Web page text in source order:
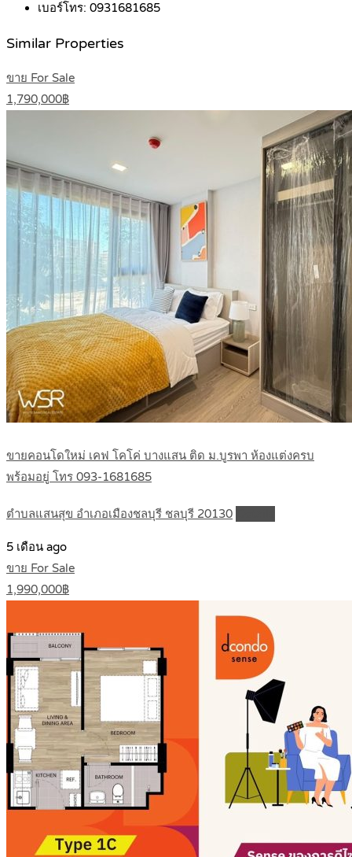
เบอร์โทร: 0931681685
Similar Properties
ขาย For Sale
1,790,000฿
ขายคอนโดใหม่ เคฟ โคโค่ บางแสน ติด ม.บูรพา ห้องแต่งครบ
พร้อมอยู่ โทร 093-1681685
ตำบลแสนสุข อำเภอเมืองชลบุรี ชลบุรี 20130
5 เดือน ago
ขาย For Sale
1,990,000฿